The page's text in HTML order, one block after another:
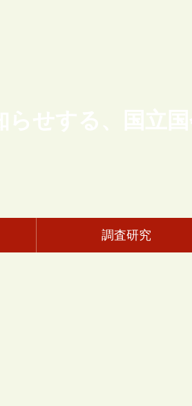
せする、国立
調査研究